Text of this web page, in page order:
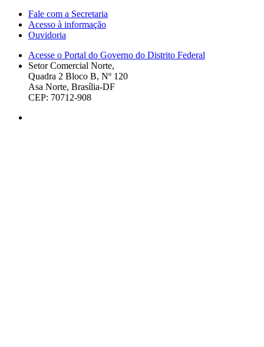
Fale com a Secretaria
Acesso à informação
Ouvidoria
Acesse o Portal do Governo do Distrito Federal
Setor Comercial Norte,
Quadra 2 Bloco B, Nº 120
Asa Norte, Brasília-DF
CEP: 70712-908